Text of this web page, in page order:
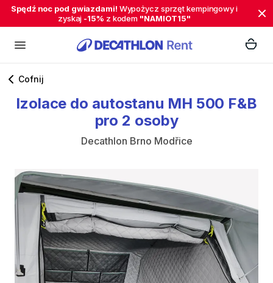
Spędź noc pod gwiazdami! Wypożycz sprzęt kempingowy i
zyskaj -15% z kodem "NAMIOT15"
Cofnij
Izolace do autostanu MH 500 F&B
pro 2 osoby
Decathlon Brno Modřice